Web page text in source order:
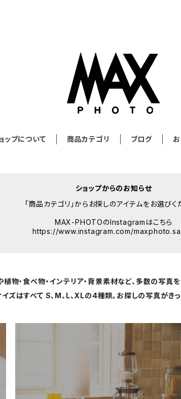
ップについて 商品カテゴリ ブログ
ショップからのお知らせ
「商品カテゴリ」からお探しのアイテムをお選びく
MAX-PHOTOのInstagramはこちら
https://www.instagram.com/
植物・食べ物・インテリア・背景素材など、多数の写真を
イズはすべて S、M、L、XLの4種類。お探しの写真がきっ